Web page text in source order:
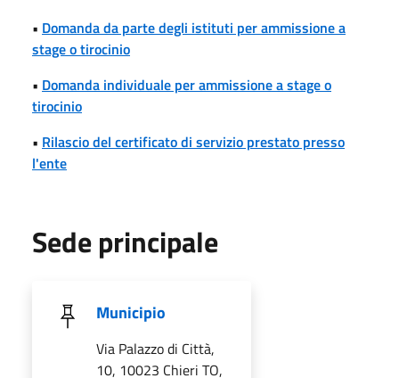
• Domanda da parte degli istituti per ammissione a
stage o tirocinio
• Domanda individuale per ammissione a stage o
tirocinio
• Rilascio del certificato di servizio prestato presso
l'ente
Sede principale
Municipio
Via Palazzo di Città,
10, 10023 Chieri TO,